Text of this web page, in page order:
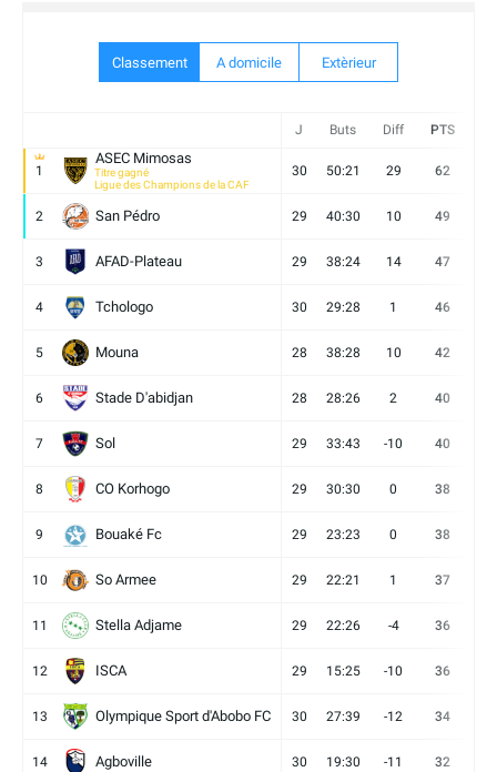
Classement A domicile Extèrieur
J Buts Diff PTS
1
ASEC Mimosas
Titre gagné
Ligue des Champions de la CAF
30 50:21 29 62
2 San Pédro 29 40:30 10 49
3 AFAD-Plateau 29 38:24 14 47
4 Tchologo 30 29:28 1 46
5 Mouna 28 38:28 10 42
6 Stade D'abidjan 28 28:26 2 40
7 Sol 29 33:43 -10 40
8 CO Korhogo 29 30:30 0 38
9 Bouaké Fc 29 23:23 0 38
10 So Armee 29 22:21 1 37
11 Stella Adjame 29 22:26 -4 36
12 ISCA 29 15:25 -10 36
13 Olympique Sport d'Abobo FC 30 27:39 -12 34
14 Agboville 30 19:30 -11 32